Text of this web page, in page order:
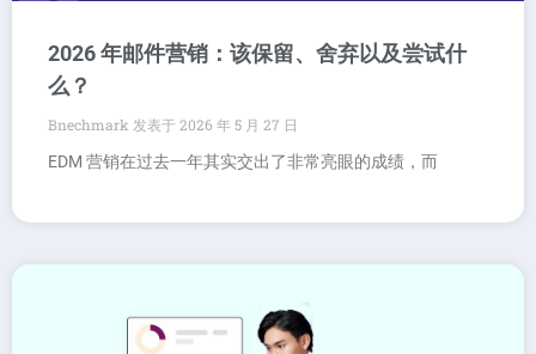
2026 年邮件营销：该保留、舍弃以及尝试什
么？
Bnechmark
2026 年 5 月 27 日
EDM 营销在过去一年其实交出了非常亮眼的成绩，而